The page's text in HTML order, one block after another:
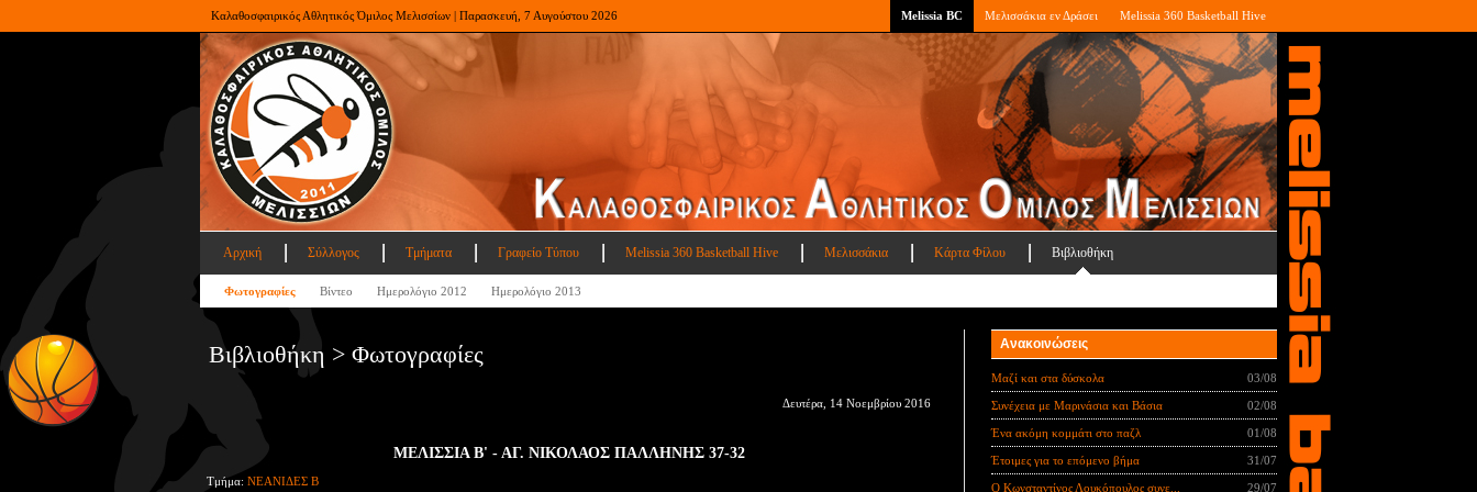
Καλαθοσφαιρικός Αθλητικός Όμιλος Μελισσίων | Παρασκευή, 7 Αυγούστου 2026 Melissia BC Μελισσάκια εν Δράσει Melissia 360 Basketball Hive
Αρχική Σύλλογος Τμήματα Γραφείο Τύπου Melissia 360 Basketball Hive Μελισσάκια Κάρτα Φίλου Βιβλιοθήκη
Φωτογραφίες Βίντεο Ημερολόγιο 2012 Ημερολόγιο 2013
Βιβλιοθήκη > Φωτογραφίες
Δευτέρα, 14 Νοεμβρίου 2016
ΜΕΛΙΣΣΙΑ Β' - ΑΓ. ΝΙΚΟΛΑΟΣ ΠΑΛΛΗΝΗΣ 37-32
Τμήμα: ΝΕΑΝΙΔΕΣ Β
Ανακοινώσεις
Μαζί και στα δύσκολα 03/08
Συνέχεια με Μαρινάσια και Βάσια 02/08
Ένα ακόμη κομμάτι στο παζλ 01/08
Έτοιμες για το επόμενο βήμα 31/07
Ο Κωνσταντίνος Λουκόπουλος συνε... 29/07